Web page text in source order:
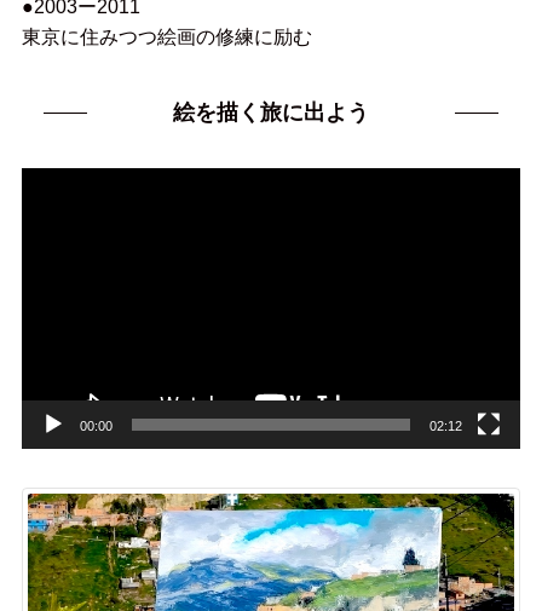
●2003ー2011
東京に住みつつ絵画の修練に励む
絵を描く旅に出よう
00:00 02:12